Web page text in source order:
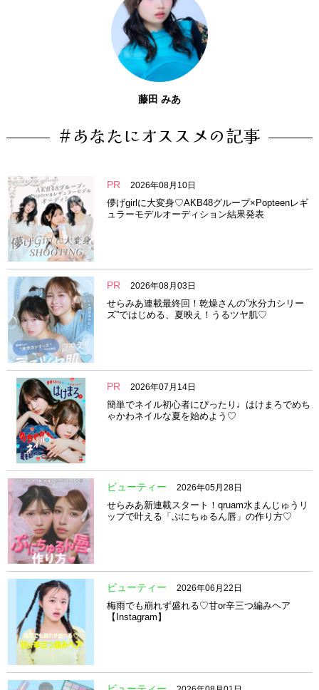
藤田 みあ
#あなたにオススメの記事
PR 2026年08月10日
儚げgirlに大変身♡AKB48グループ×Popteenレギ
ュラーモデルオーディション結果発表
PR 2026年08月03日
せらみあ連載最終回！乾燥さんの”水分力シリー
ズ”ではじめる、夏映え！うるツヤ肌♡
PR 2026年07月14日
簡単でネイル初心者にぴったり♩はけまろでめち
ゃかわネイルな夏を始めよう♡
ビューティー 2026年05月28日
せらみあ新連載スタート！qruam水まんじゅうリ
ップで叶える「ぷにちゅるん唇」の作り方♡
ビューティー 2026年06月22日
梅雨でも崩れず盛れる♡甘or辛三つ編みヘア
【Instagram】